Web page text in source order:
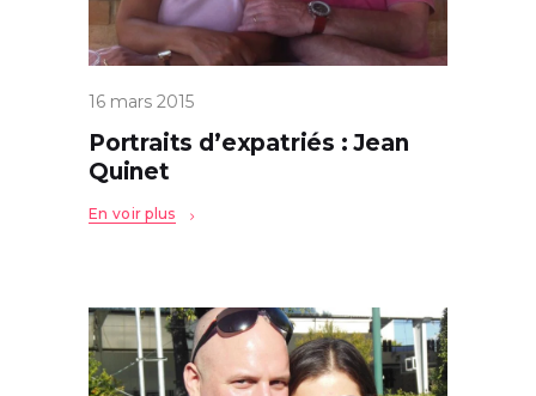
16 mars 2015
Portraits d’expatriés : Jean
Quinet
En voir plus